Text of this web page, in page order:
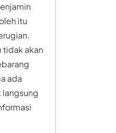
itu
tidak akan
ada
langsung